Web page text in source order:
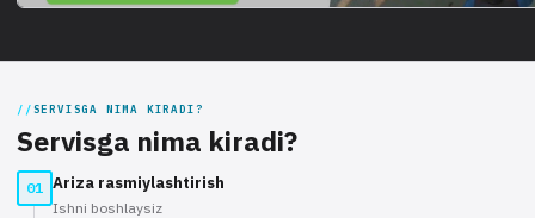
SERVISGA NIMA KIRADI?
Servisga nima kiradi?
01 Ariza rasmiylashtirish
Ishni boshlaysiz